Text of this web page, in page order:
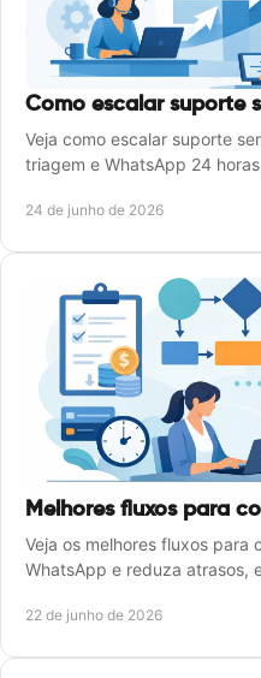
Como escalar suporte
Veja como escalar suporte
triagem e WhatsApp 24
24 de junho de 2026
Melhores fluxos para
Veja os melhores fluxos para
WhatsApp e reduza atrasos,
22 de junho de 2026